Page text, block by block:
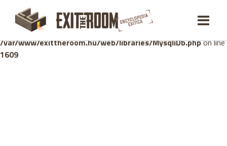
Warning: mysqli_stmt::bind_param(): Number of variables
doesn't match number of parameters in prepared statement in
/var/www/exittheroom.hu/web/libraries/MysqliDb.phpon line
1609